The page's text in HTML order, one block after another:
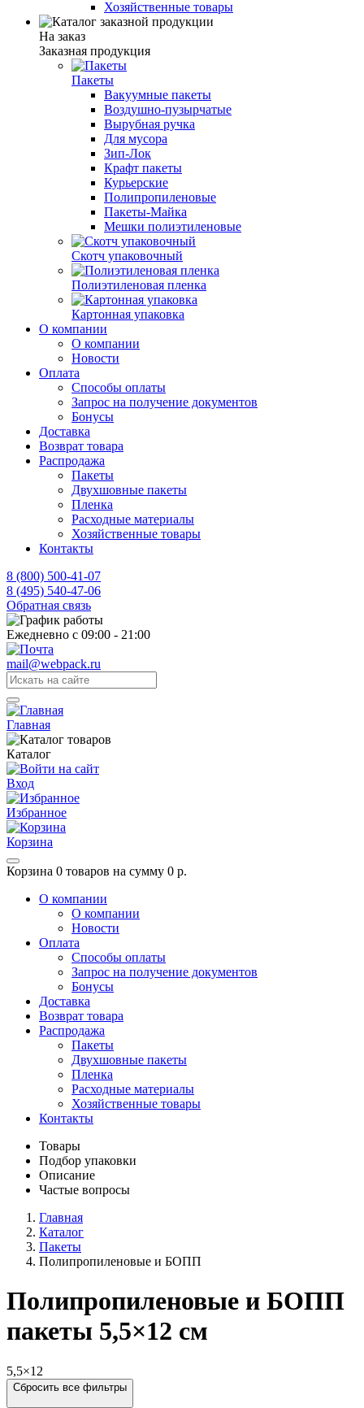
Хозяйственные товары
На заказ
Заказная продукция
Пакеты
Вакуумные пакеты
Воздушно-пузырчатые
Вырубная ручка
Для мусора
Зип-Лок
Крафт пакеты
Курьерские
Полипропиленовые
Пакеты-Майка
Мешки полиэтиленовые
Скотч упаковочный
Полиэтиленовая пленка
Картонная упаковка
О компании
О компании
Новости
Оплата
Способы оплаты
Запрос на получение документов
Бонусы
Доставка
Возврат товара
Распродажа
Пакеты
Двухшовные пакеты
Пленка
Расходные материалы
Хозяйственные товары
Контакты
8 (800) 500-41-07
8 (495) 540-47-06
Обратная связь
Ежедневно с 09:00 - 21:00
mail@webpack.ru
Главная
Каталог
Вход
Избранное
Корзина
Корзина 0 товаров на сумму 0 р.
О компании
О компании
Новости
Оплата
Способы оплаты
Запрос на получение документов
Бонусы
Доставка
Возврат товара
Распродажа
Пакеты
Двухшовные пакеты
Пленка
Расходные материалы
Хозяйственные товары
Контакты
Товары
Подбор упаковки
Описание
Частые вопросы
Главная
Каталог
Пакеты
Полипропиленовые и БОПП
Полипропиленовые и БОПП
пакеты 5,5×12 см
5,5×12
Сбросить все фильтры